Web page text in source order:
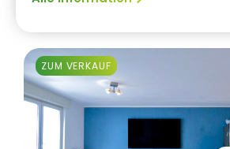
ZUM VERKAUF